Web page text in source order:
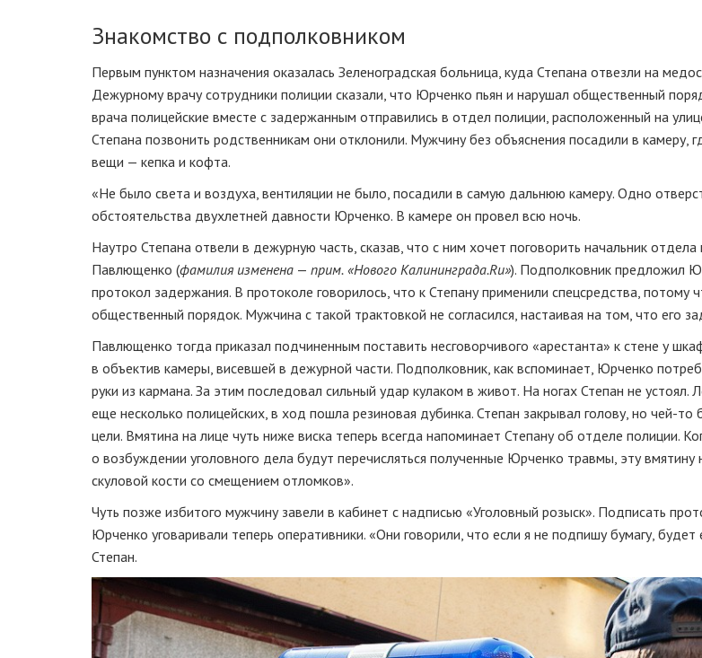
Знакомство с подполковником
Первым пунктом назначения оказалась Зеленоградская больница, куда Степана отвезли на
Дежурному врачу сотрудники полиции сказали, что Юрченко пьян и нарушал общественный
врача полицейские вместе с задержанным отправились в отдел полиции, расположенный на
Степана позвонить родственникам они отклонили. Мужчину без объяснения посадили в камеру,
вещи — кепка и кофта.
«Не было света и воздуха, вентиляции не было, посадили в самую дальнюю камеру. Одно
обстоятельства двухлетней давности Юрченко. В камере он провел всю ночь.
Наутро Степана отвели в дежурную часть, сказав, что с ним хочет поговорить начальник
Павлющенко (фамилия изменена — прим. «Нового Калининграда.Ru»). Подполковник предложил
протокол задержания. В протоколе говорилось, что к Степану применили спецсредства, потому
общественный порядок. Мужчина с такой трактовкой не согласился, настаивая на том, что его
Павлющенко тогда приказал подчиненным поставить несговорчивого «арестанта» к стене у
в объектив камеры, висевшей в дежурной части. Подполковник, как вспоминает, Юрченко
руки из кармана. За этим последовал сильный удар кулаком в живот. На ногах Степан не устоял.
еще несколько полицейских, в ход пошла резиновая дубинка. Степан закрывал голову, но чей-то
цели. Вмятина на лице чуть ниже виска теперь всегда напоминает Степану об отделе полиции.
о возбуждении уголовного дела будут перечисляться полученные Юрченко травмы, эту
скуловой кости со смещением отломков».
Чуть позже избитого мужчину завели в кабинет с надписью «Уголовный розыск». Подписать
Юрченко уговаривали теперь оперативники. «Они говорили, что если я не подпишу бумагу,
Степан.